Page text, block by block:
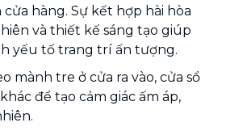
hàng. Sự kết hợp hài hòa
và thiết kế sáng tạo giúp
yếu tố trang trí ấn tượng.
mành tre ở cửa ra vào, cửa sổ
để tạo cảm giác ấm áp,